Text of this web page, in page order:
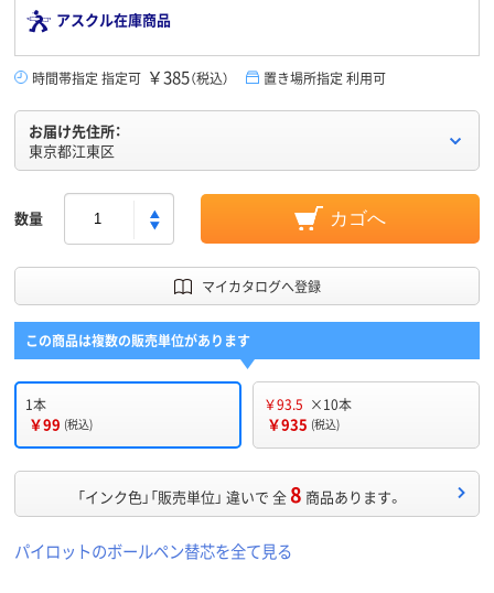
アスクル在庫商品
時間帯指定 指定可 ￥385（税込） 置き場所指定 利用可
お届け先住所：
東京都江東区
数量 カゴへ
マイカタログへ登録
この商品は複数の販売単位があります
1本
￥99 (税込)
￥93.5 ×10本
￥935 (税込)
「インク色」「販売単位」 違いで 全8 商品あります。
パイロットのボールペン替芯を全て見る